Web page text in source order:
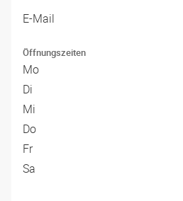
E-Mail
Öffnungszeiten
Mo
Di
Mi
Do
Fr
Sa